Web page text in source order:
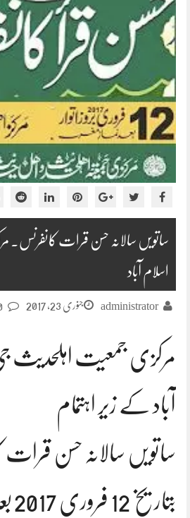
ساتویں سالانہ حسن قرات کانفرنس۔
اسلام آباد
administrator جنوری 23, 2017
مرکزی جمعیت اہلحدیث
آباد کے زیر اہتمام
ساتویں سالانہ حسن قرات